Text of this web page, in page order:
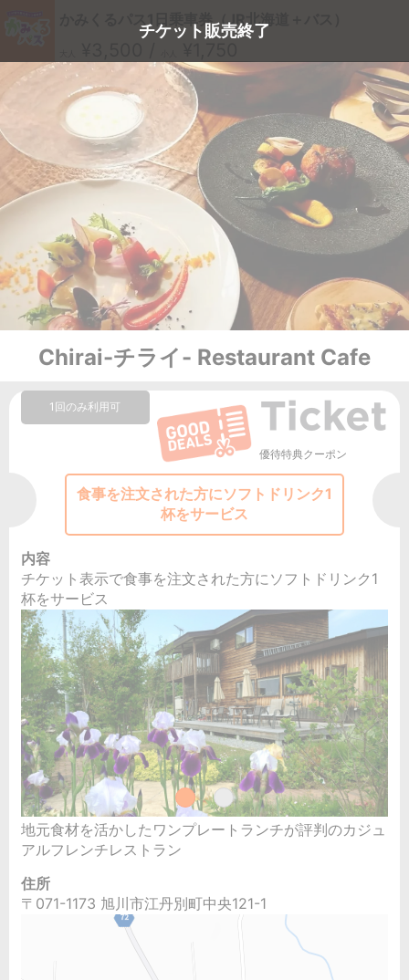
チケット販売終了
かみくるパス1日乗車券（JR北海道＋バス）
Chirai-チライ- Restaurant Cafe
1回のみ利用可
優待特典クーポン
食事を注文された方にソフトドリンク1
杯をサービス
内容
チケット表示で食事を注文された方にソフトドリンク1
杯をサービス
地元食材を活かしたワンプレートランチが評判のカジュ
アルフレンチレストラン
住所
〒071-1173 旭川市江丹別町中央121-1